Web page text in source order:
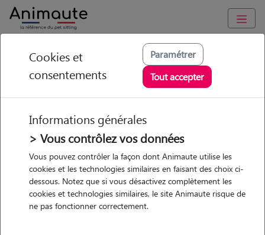
Animaute Bretagne Cotes-d'Armor /Ploufragan
Pauline - Petsitter à
TREMUSON
• 19 ans
Cookies et
consentements
Paramétrer
Tout accepter
Informations générales
> Vous contrôlez vos données
Vous pouvez contrôler la façon dont Animaute utilise les
cookies et les technologies similaires en faisant des choix ci-
dessous. Notez que si vous désactivez complètement les
cookies et technologies similaires, le site Animaute risque de
ne pas fonctionner correctement.